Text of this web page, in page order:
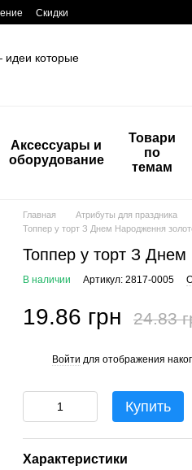
Скидки
Аксессуары и
оборудование
Товари
по
темам
Главная Атрибуты для праздника
Топпер у торт З Днем Народження
Топпер у торт З
В наличии Артикул: 2817-0005
19.86 грн 24.83
Войти для отображения
Купить
Характеристики